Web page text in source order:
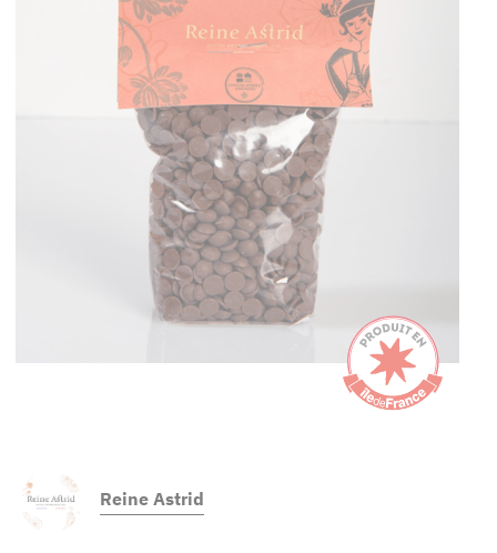
Reine Astrid